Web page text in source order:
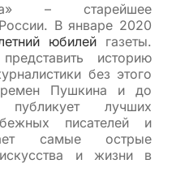
– старейшее
В январе 2020
юбилей газеты.
историю
без этого
Пушкина и до
лучших
писателей и
самые острые
и жизни в